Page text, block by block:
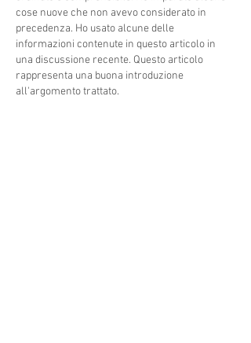
cose nuove che non avevo considerato in
precedenza. Ho usato alcune delle
informazioni contenute in questo articolo in
una discussione recente. Questo articolo
rappresenta una buona introduzione
all'argomento trattato.